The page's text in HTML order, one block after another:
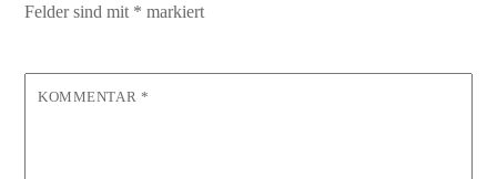
Felder sind mit * markiert
KOMMENTAR *